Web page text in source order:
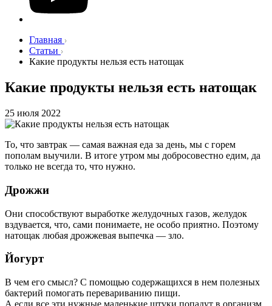
Главная
Статьи
Какие продукты нельзя есть натощак
Какие продукты нельзя есть натощак
25 июля 2022
То, что завтрак — самая важная еда за день, мы с горем
пополам выучили. В итоге утром мы добросовестно едим, да
только не всегда то, что нужно.
Дрожжи
Они способствуют выработке желудочных газов, желудок
вздувается, что, сами понимаете, не особо приятно. Поэтому
натощак любая дрожжевая выпечка — зло.
Йогурт
В чем его смысл? С помощью содержащихся в нем полезных
бактерий помогать перевариванию пищи.
А если все эти нужные маленькие штуки попадут в организм